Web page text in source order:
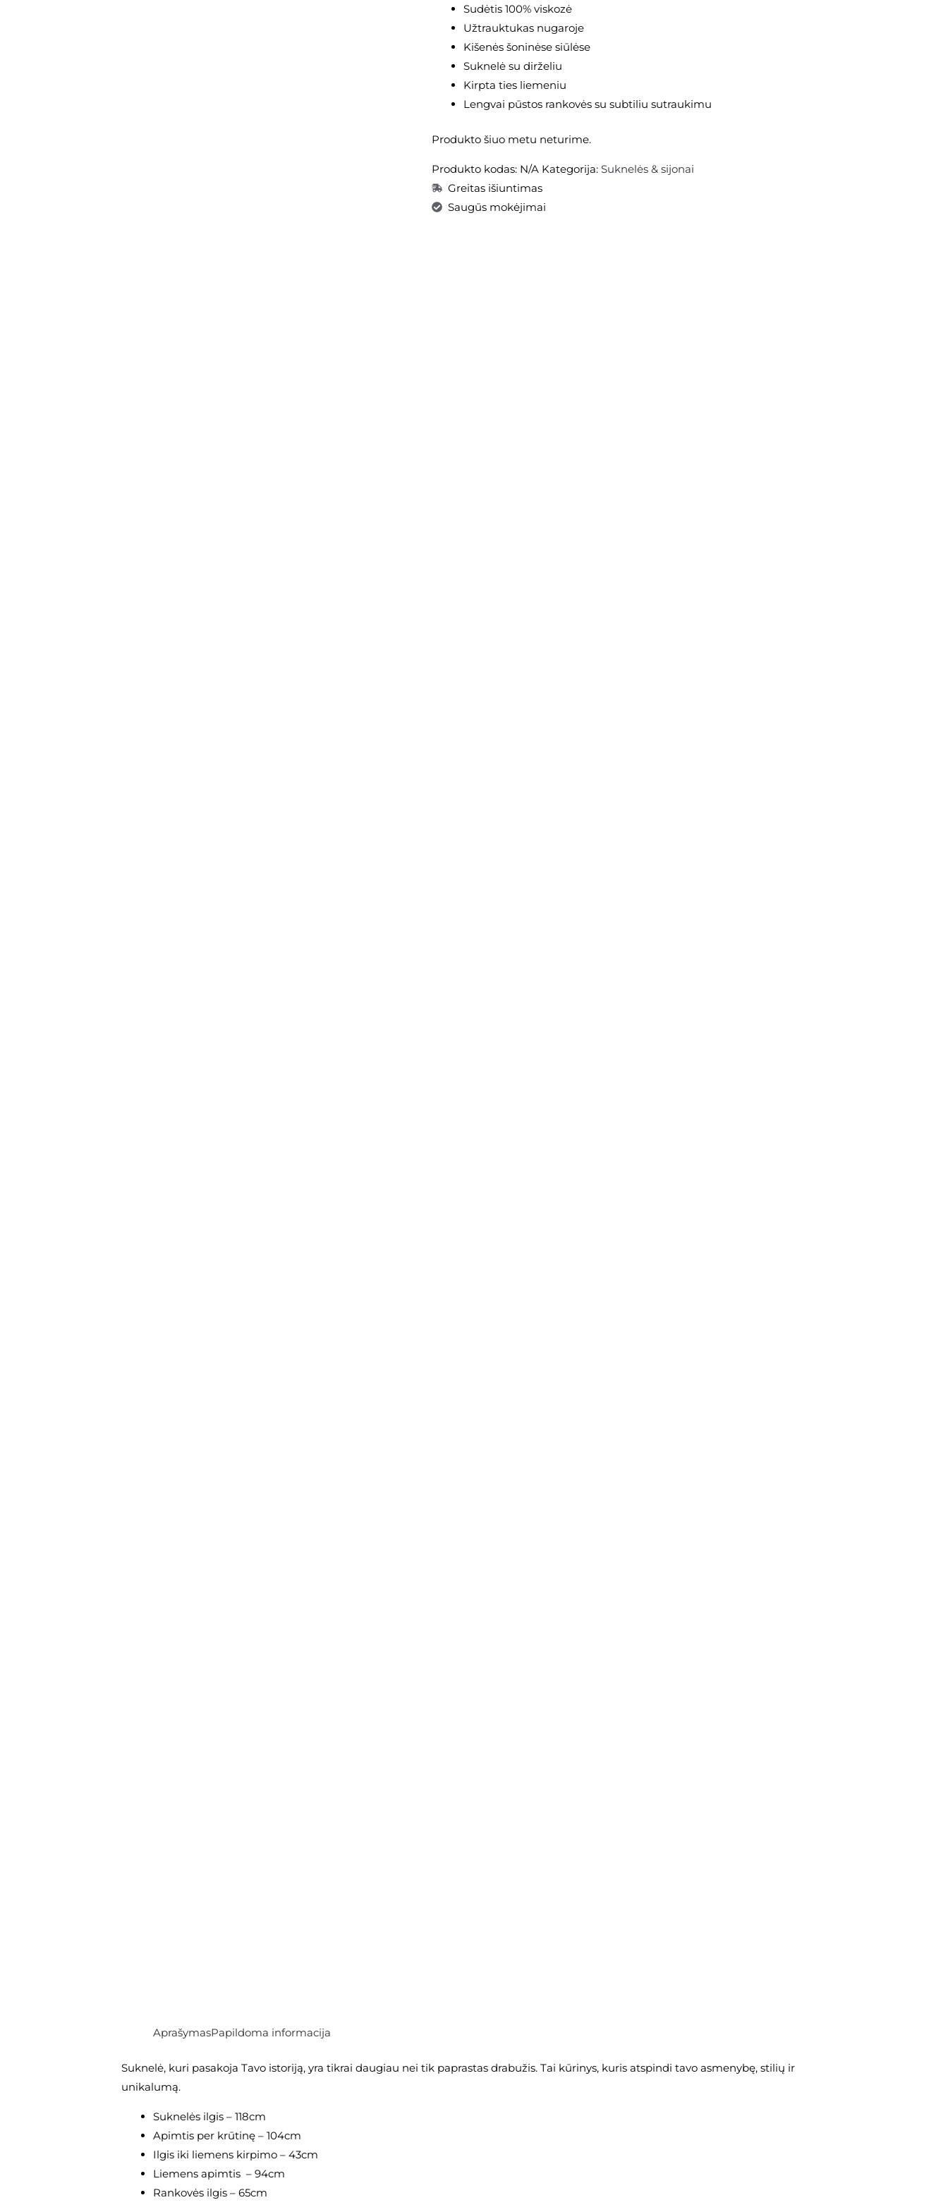
Sudėtis 100% viskozė
Užtrauktukas nugaroje
Kišenės šoninėse siūlėse
Suknelė su dirželiu
Kirpta ties liemeniu
Lengvai pūstos rankovės su subtiliu sutraukimu
Produkto šiuo metu neturime.
Produkto kodas: N/A Kategorija:Suknelės & sijonai
Greitas išiuntimas
Saugūs mokėjimai
AprašymasPapildoma informacija
Suknelė, kuri pasakoja Tavo istoriją, yra tikrai daugiau nei tik paprastas drabužis. Tai kūrinys, kuris atspindi tavo asmenybę, stilių ir
unikalumą.
Suknelės ilgis – 118cm
Apimtis per krūtinę – 104cm
Ilgis iki liemens kirpimo – 43cm
Liemens apimtis – 94cm
Rankovės ilgis – 65cm